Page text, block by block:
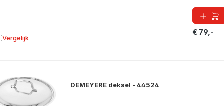
€ 79,-
Vergelijk aan vergelijking
DEMEYERE deksel - 44524